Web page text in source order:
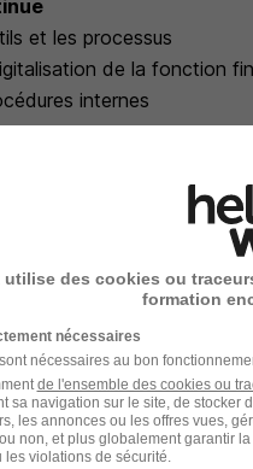
et les processus
de la fonction
internes
:
La-Gaillarde
prévoir dans les
SAGE immo et Excel
les titres restaurant et
utilise des cookies ou
formation
nécessaires
nécessaires au bon
de l'ensemble des cookies ou
sa navigation sur le site, de stocker
les annonces ou les offres vues,
non, et plus globalement garantir
violations de sécurité.